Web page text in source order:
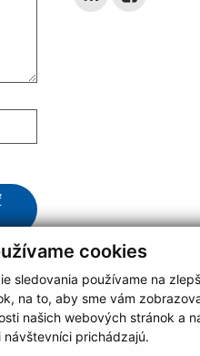
cookies
sledovania používame na
na to, aby sme vám
našich webových stránok a
návštevníci prichádzajú.
Response
|